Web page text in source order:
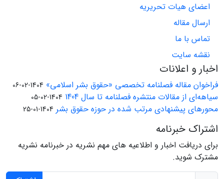
اعضای هیات تحریریه
ارسال مقاله
تماس با ما
نقشه سایت
اخبار و اعلانات
فراخوان مقاله فصلنامه تخصصی «حقوق بشر اسلامی» 1404-02-06
سیاهه‌ای از مقالات منتشره فصلنامه تا سال 1404 1404-02-05
محورهای پیشنهادی مرتب شده در حوزه حقوق بشر 1404-01-25
اشتراک خبرنامه
برای دریافت اخبار و اطلاعیه های مهم نشریه در خبرنامه نشریه
مشترک شوید.